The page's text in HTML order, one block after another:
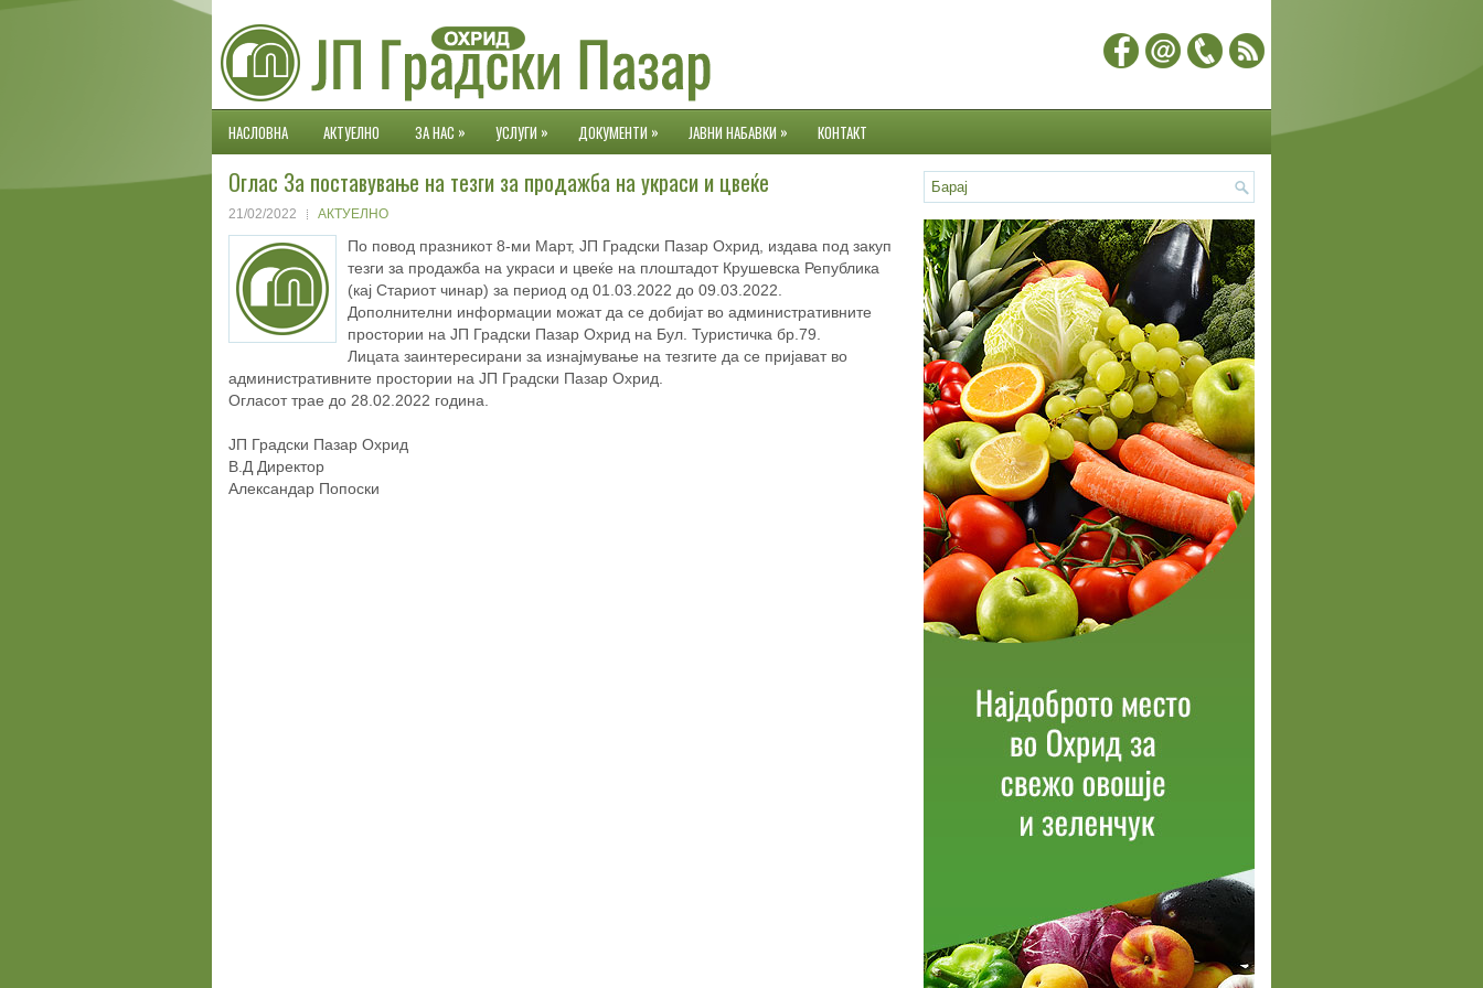
НАСЛОВНА АКТУЕЛНО ЗА НАС » УСЛУГИ » ДОКУМЕНТИ » ЈАВНИ НАБАВКИ » КОНТАКТ
Оглас За поставување на тезги за продажба на украси и цвеќе
21/02/2022 АКТУЕЛНО
По повод празникот 8-ми Март, ЈП Градски Пазар Охрид, издава под закуп
тезги за продажба на украси и цвеќе на плоштадот Крушевска Република
(кај Стариот чинар) за период од 01.03.2022 до 09.03.2022.
Дополнителни информации можат да се добијат во административните
простории на ЈП Градски Пазар Охрид на Бул. Туристичка бр.79.
Лицата заинтересирани за изнајмување на тезгите да се пријават во
административните простории на ЈП Градски Пазар Охрид.
Огласот трае до 28.02.2022 година.
ЈП Градски Пазар Охрид
В.Д Директор
Александар Попоски